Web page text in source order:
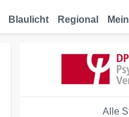
Blaulicht Regional
Alle